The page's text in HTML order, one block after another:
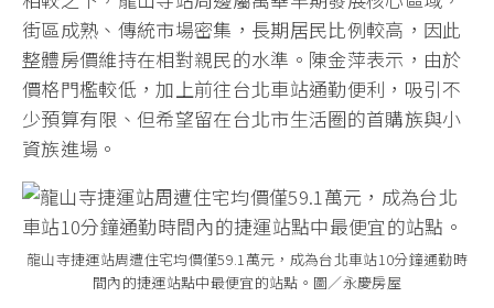
街區成熟、傳統市場密集，長期居民比例較高，因此
整體房價維持在相對親民的水準。陳金萍表示，由於
價格門檻較低，加上前往台北車站通勤便利，吸引不
少預算有限、但希望留在台北市生活圈的首購族與小
資族進場。
龍山寺捷運站周遭住宅均價僅59.1萬元，成為台北車站10分鐘通勤時
間內的捷運站點中最便宜的站點。圖／永慶房屋